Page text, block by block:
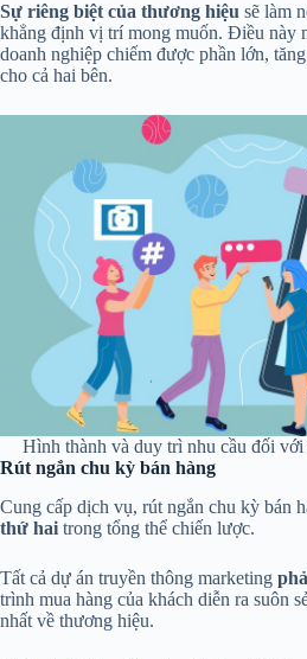
Sự riêng biệt của thương hiệu sẽ làm
khẳng định vị trí mong muốn. Điều này
doanh nghiệp chiếm được phần lớn,
cho cả hai bên.
Hình thành và duy trì nhu cầu đối với
Rút ngắn chu kỳ bán hàng
Cung cấp dịch vụ, rút ngắn chu kỳ bán
thứ hai trong tổng thể chiến lược.
Tất cả dự án truyền thông marketing
trình mua hàng của khách diễn ra suôn
nhất về thương hiệu.